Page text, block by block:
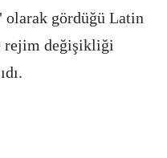
olarak gördüğü Latin
rejim değişikliği